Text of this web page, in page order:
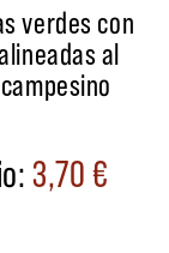
verdes con
al
3,70€